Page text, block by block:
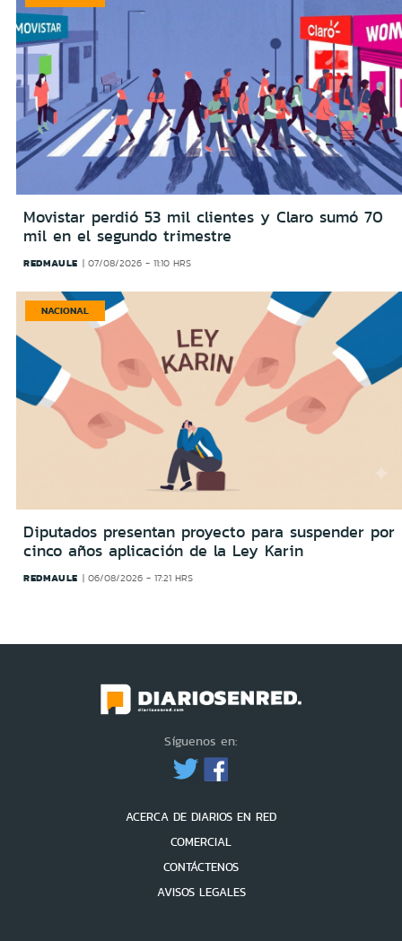
Movistar perdió 53 mil clientes y Claro sumó 70
mil en el segundo trimestre
REDMAULE 07/08/2026 - 11:10 HRS
NACIONAL
Diputados presentan proyecto para suspender por
cinco años aplicación de la Ley Karin
REDMAULE 06/08/2026 - 17:21 HRS
Síguenos en:
ACERCA DE DIARIOS EN RED
COMERCIAL
CONTÁCTENOS
AVISOS LEGALES